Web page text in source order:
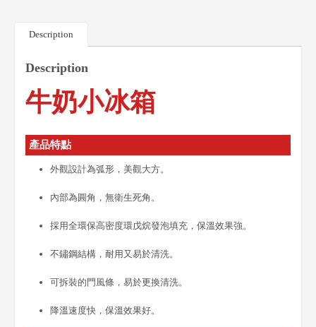
Description
Description
牛奶小冰箱
產品特點
外觀設計為弧形，美觀大方。
內部為圓角，無衛生死角。
採用全環保高密度環戊烷發泡填充，保溫效果強。
不鏽鋼結構，耐用又易於清洗。
可拆裝的門風條，易於更換清洗。
降溫速度快，保溫效果好。